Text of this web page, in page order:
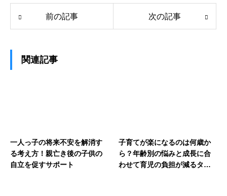
前の記事 次の記事
関連記事
一人っ子の将来不安を解消す
る考え方！親亡き後の子供の
自立を促すサポート
子育てが楽になるのは何歳か
ら？年齢別の悩みと成長に合
わせて育児の負担が減るタイ